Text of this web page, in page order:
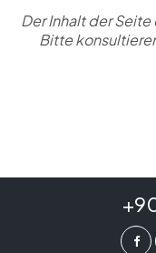
Der Inhalt der
Bitte